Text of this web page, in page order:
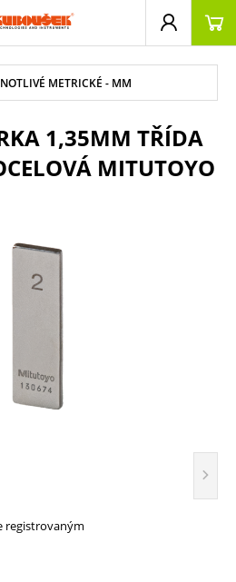
METRICKÉ - MM
1,35MM TŘÍDA
MITUTOYO
registrovaným